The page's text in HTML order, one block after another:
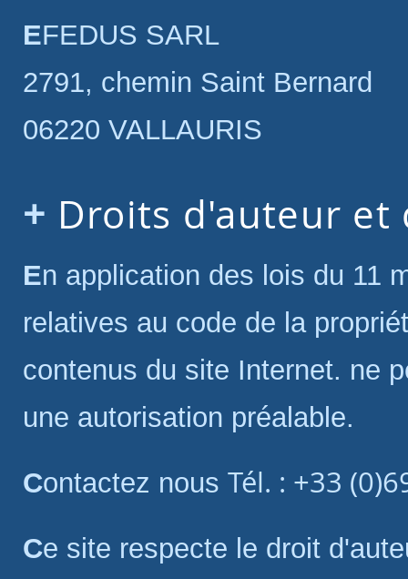
EFEDUS SARL
2791, chemin Saint Bernard
06220 VALLAURIS
Droits d'auteur
En application des lois du 11 mars 1957 et du 1er juillet 1992
relatives au code de la
contenus du site Internet. ne
une autorisation préalable.
Contactez nous Tél. : +33
Ce site respecte le droit d'auteur. Tous les droits des auteurs des